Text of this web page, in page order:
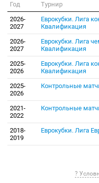
Год Турнир
2026-
2027
Еврокубки. Лига
Квалификация
2026-
2027
Еврокубки. Лига
Квалификация
2025-
2026
Еврокубки. Лига
Квалификация
2025-
2026
Контрольные
2021-
2022
Контрольные
2018-
2019
Еврокубки. Лига
?